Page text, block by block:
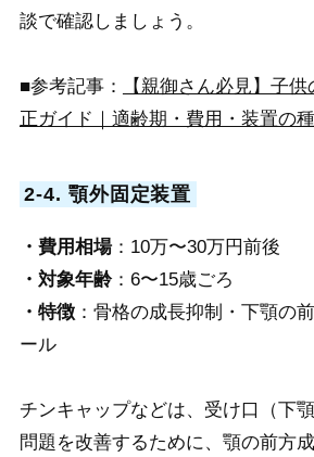
談で確認しましょう。
■参考記事：
【親御さん必見】子
正ガイド｜適齢期・費用・装置の
2-4. 顎外固定装置
・費用相場：10万〜30万円前後
・対象年齢：6〜15歳ごろ
・特徴：骨格の成長抑制・下顎の
ール
チンキャップなどは、受け口（下
問題を改善するために、顎の前方